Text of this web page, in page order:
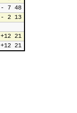
- 7 48
- 2 13
+12 21
+12 21